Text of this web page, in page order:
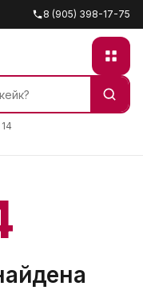
8 (905) 398-17-75